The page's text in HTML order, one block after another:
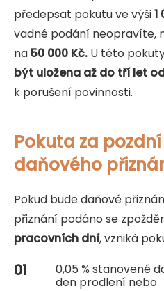
předepsat pokutu ve výši1
vadné podání neopravíte,
na50 000 Kč. U této
být uložena až do tří let
k porušení povinnosti.
Pokuta za
daňového
Pokud bude daňové
přiznání podáno se
pracovních dní, vzniká
0,05 % stanovené
den prodlení nebo